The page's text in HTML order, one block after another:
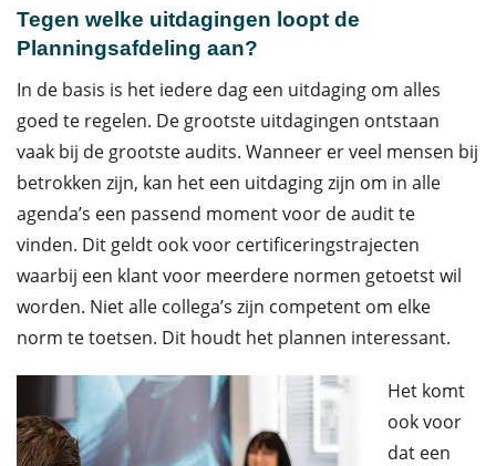
Tegen welke uitdagingen loopt de
Planningsafdeling aan?
In de basis is het iedere dag een uitdaging om alles
goed te regelen. De grootste uitdagingen ontstaan
vaak bij de grootste audits. Wanneer er veel mensen bij
betrokken zijn, kan het een uitdaging zijn om in alle
agenda’s een passend moment voor de audit te
vinden. Dit geldt ook voor certificeringstrajecten
waarbij een klant voor meerdere normen getoetst wil
worden. Niet alle collega’s zijn competent om elke
norm te toetsen. Dit houdt het plannen interessant.
Het komt
ook voor
dat een